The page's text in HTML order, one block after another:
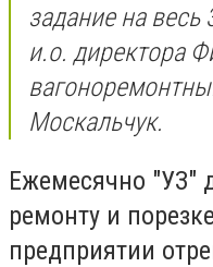
задание на весь
и.о. директора
Москальчук.
Ежемесячно "УЗ"
ремонту и
предприятии